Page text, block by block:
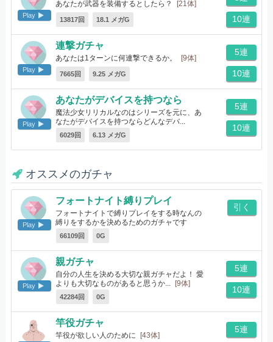
Play
あなたが武器を装備するとしたら？ [21体]
13817回 18.1 メガG 10連
Play
連撃ガチャ
あなたは1ターンに何連撃できるか。 [9体]
7665回 9.25 メガG
5連
10連
Play
あなたがデバイスを持つなら
魔法少女リリカルなのはシリーズを元に、あ
なたがデバイスを持つならどんなデバ...
[10体]
6029回 6.13 メガG
5連
10連
オススメのガチャ
Play
フォートナイト縛りプレイ
フォートナイトで縛りプレイをする時なんの
縛りをするかを決めるためのガチャです
66109回 0G
引く
Play
親ガチャ
自分の人生を決める大切な親ガチャだよ！ 愛
よりも大切なものがあると思うか...
[9体]
42284回 0G
5連
10連
竿役ガチャ
竿役が欲しい人のために [43体]
5連